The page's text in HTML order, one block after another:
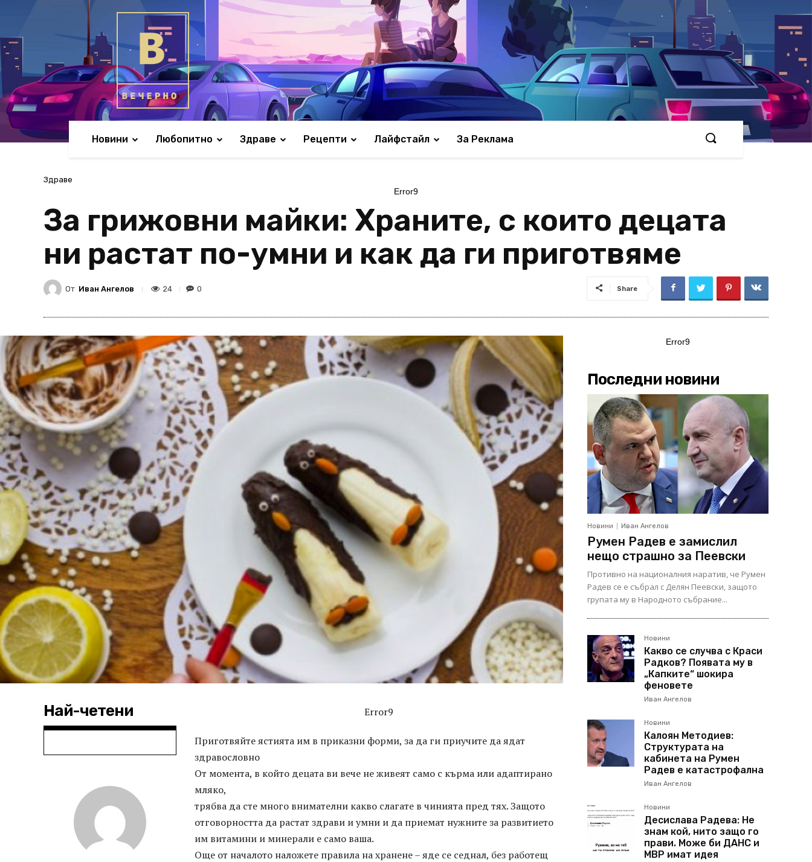
Новини Любопитно Здраве Рецепти Лайфстайл За Реклама
Здраве
Error9
За грижовни майки: Храните, с които децата
ни растат по-умни и как да ги приготвяме
От Иван Ангелов 24 0 Share
Най-четени Error9
Приготвяйте ястията им в приказни форми, за да ги приучите да ядат
здравословно
От момента, в който децата ви вече не живеят само с кърма или адаптирано
мляко,
трябва да сте много внимателни какво слагате в чинията пред тях. Защото
отговорността да растат здрави и умни и да приемат нужните за развитието
им витамини и минерали е само ваша.
Още от началото наложете правила на хранене – яде се седнал, без работещ
Error9
Последни новини
Новини Иван Ангелов
Румен Радев е замислил
нещо страшно за Пеевски
Противно на националния наратив, че Румен
Радев се е събрал с Делян Пеевски, защото
групата му в Народното събрание...
Новини
Какво се случва с Краси
Радков? Появата му в
„Капките“ шокира
феновете
Иван Ангелов
Новини
Калоян Методиев:
Структурата на
кабинета на Румен
Радев е катастрофална
Иван Ангелов
Новини
Десислава Радева: Не
знам кой, нито защо го
прави. Може би ДАНС и
МВР имат идея